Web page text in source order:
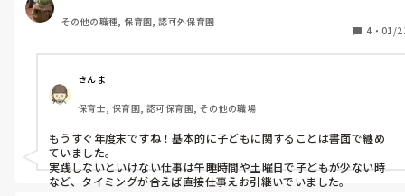
その他の職種, 保育園, 認可外保育園
4 ・ 01/
さんま
保育士, 保育園, 認可保育園, その他の職場
もうすぐ年度末ですね！基本的に子どもに関することは書面で纏め
ていました。
実践しないといけない仕事は午睡時間や土曜日で子どもが少ない時
など、タイミングが合えば直接仕事えお引継いでいました。